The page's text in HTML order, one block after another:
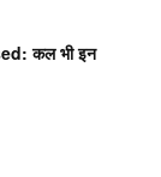
कल भी इन